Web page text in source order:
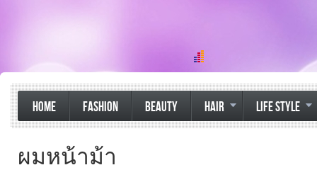
HOME FASHION BEAUTY HAIR LIFE STYLE
ผมหน้าม้า